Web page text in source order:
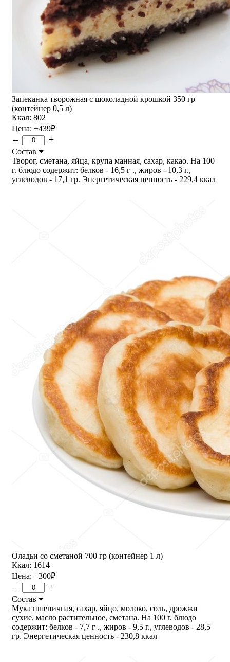
Запеканка творожная с шоколадной крошкой 350 гр
(контейнер 0,5 л)
Ккал: 802
Цена: +439₽
– +
Состав
Творог, сметана, яйца, крупа манная, сахар, какао. На 100
г. блюдо содержит: белков - 16,5 г ., жиров - 10,3 г.,
углеводов - 17,1 гр. Энергетическая ценность - 229,4 ккал
Оладьи со сметаной 700 гр (контейнер 1 л)
Ккал: 1614
Цена: +300₽
– +
Состав
Мука пшеничная, сахар, яйцо, молоко, соль, дрожжи
сухие, масло растительное, сметана. На 100 г. блюдо
содержит: белков - 7,7 г ., жиров - 9,5 г., углеводов - 28,5
гр. Энергетическая ценность - 230,8 ккал